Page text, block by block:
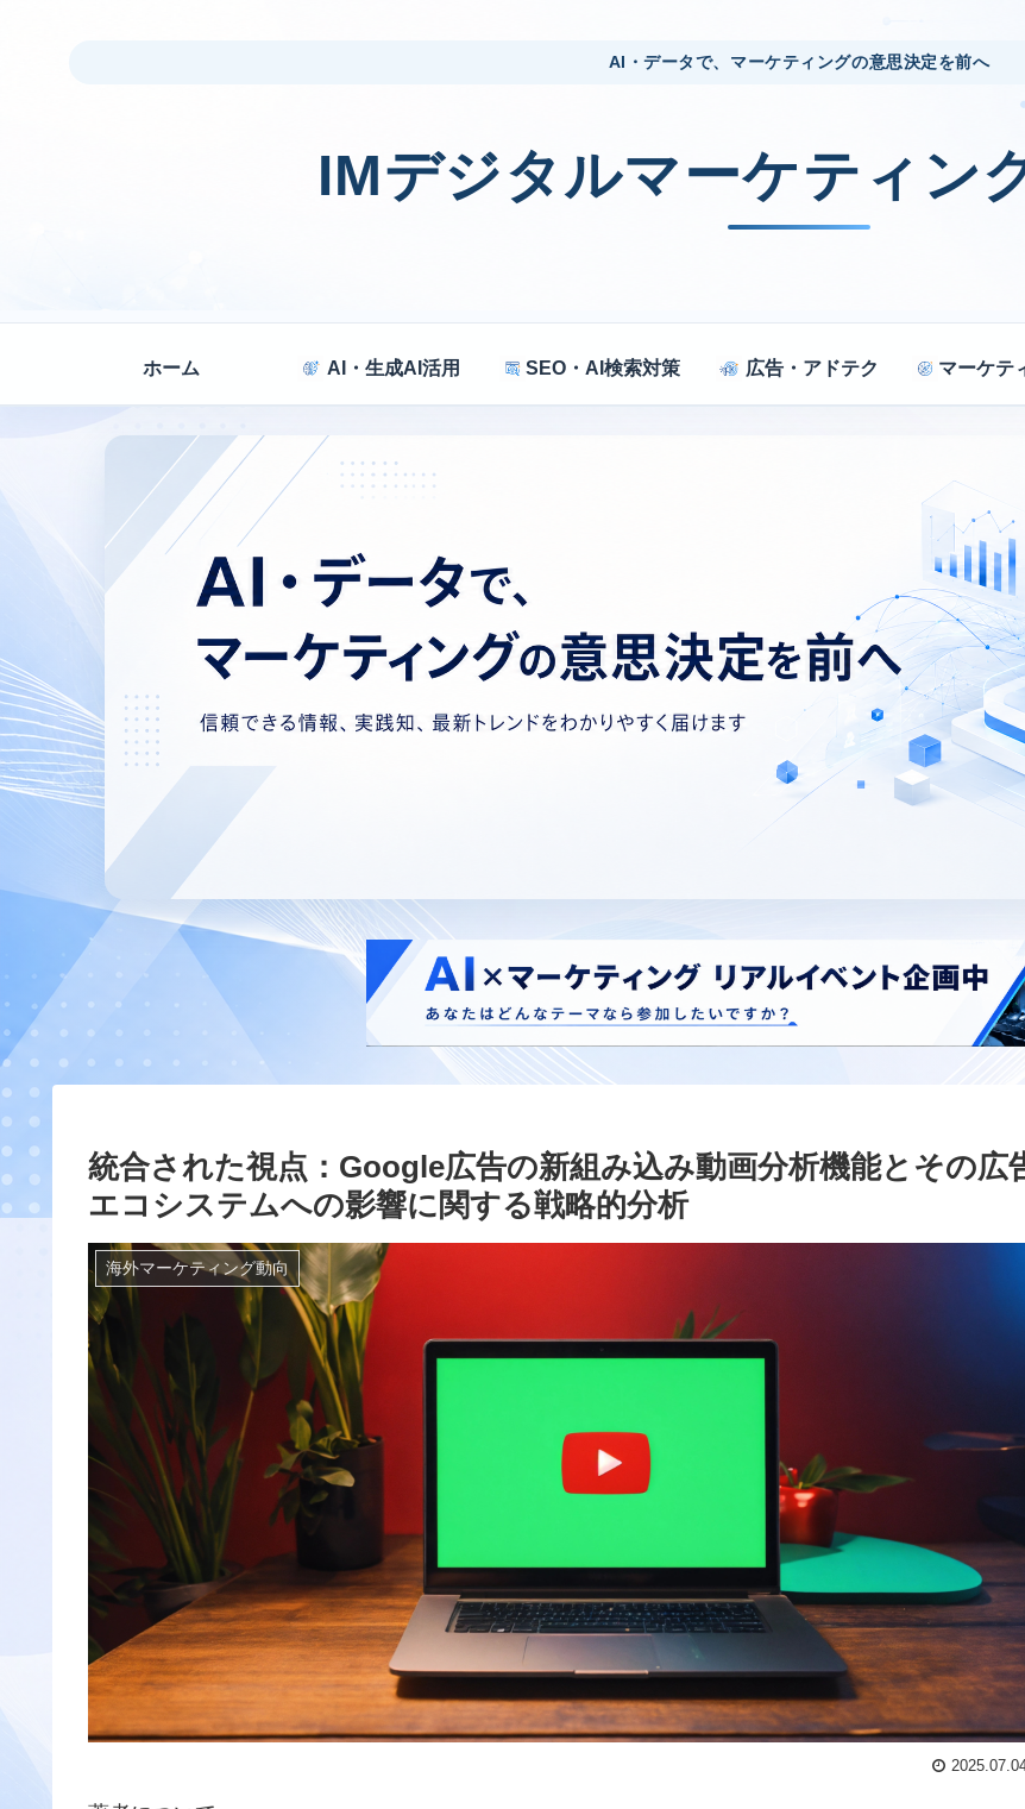
AI・データで、マーケティングの意思決定を前へ
IMデジタルマーケティン
ホーム AI・生成AI活用 SEO・AI検索対策 広告・アドテク
統合された視点：Google広告の新組み込み動画分析機能とその広
エコシステムへの影響に関する戦略的分析
海外マーケティング動向